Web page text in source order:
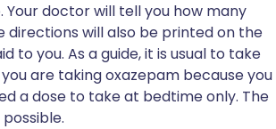
doctor will tell you how many
will also be printed on the
to you. As a guide, it is usual to take
are taking oxazepam because you
a dose to take at bedtime only. The